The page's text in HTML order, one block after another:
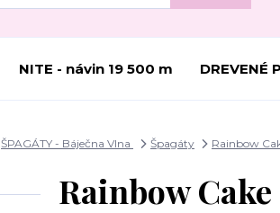
NITE - návin 19 500 m DREVENÉ
ŠPAGÁTY - Báječna Vlna Špagáty Rainbow
Rainbow Cake